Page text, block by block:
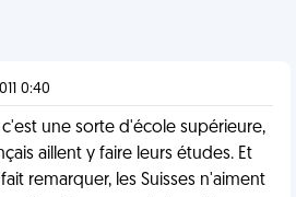
0:40
c'est une sorte d'école supérieure,
aillent y faire leurs études. Et
remarquer, les Suisses n'aiment